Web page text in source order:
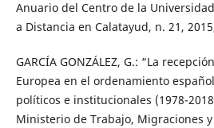
Anuario del Centro de la
a Distancia en Calatayud, n. 21,
GARCÍA GONZÁLEZ, G.: “La
Europea en el ordenamiento
políticos e institucionales (1978-
Ministerio de Trabajo, Migraciones